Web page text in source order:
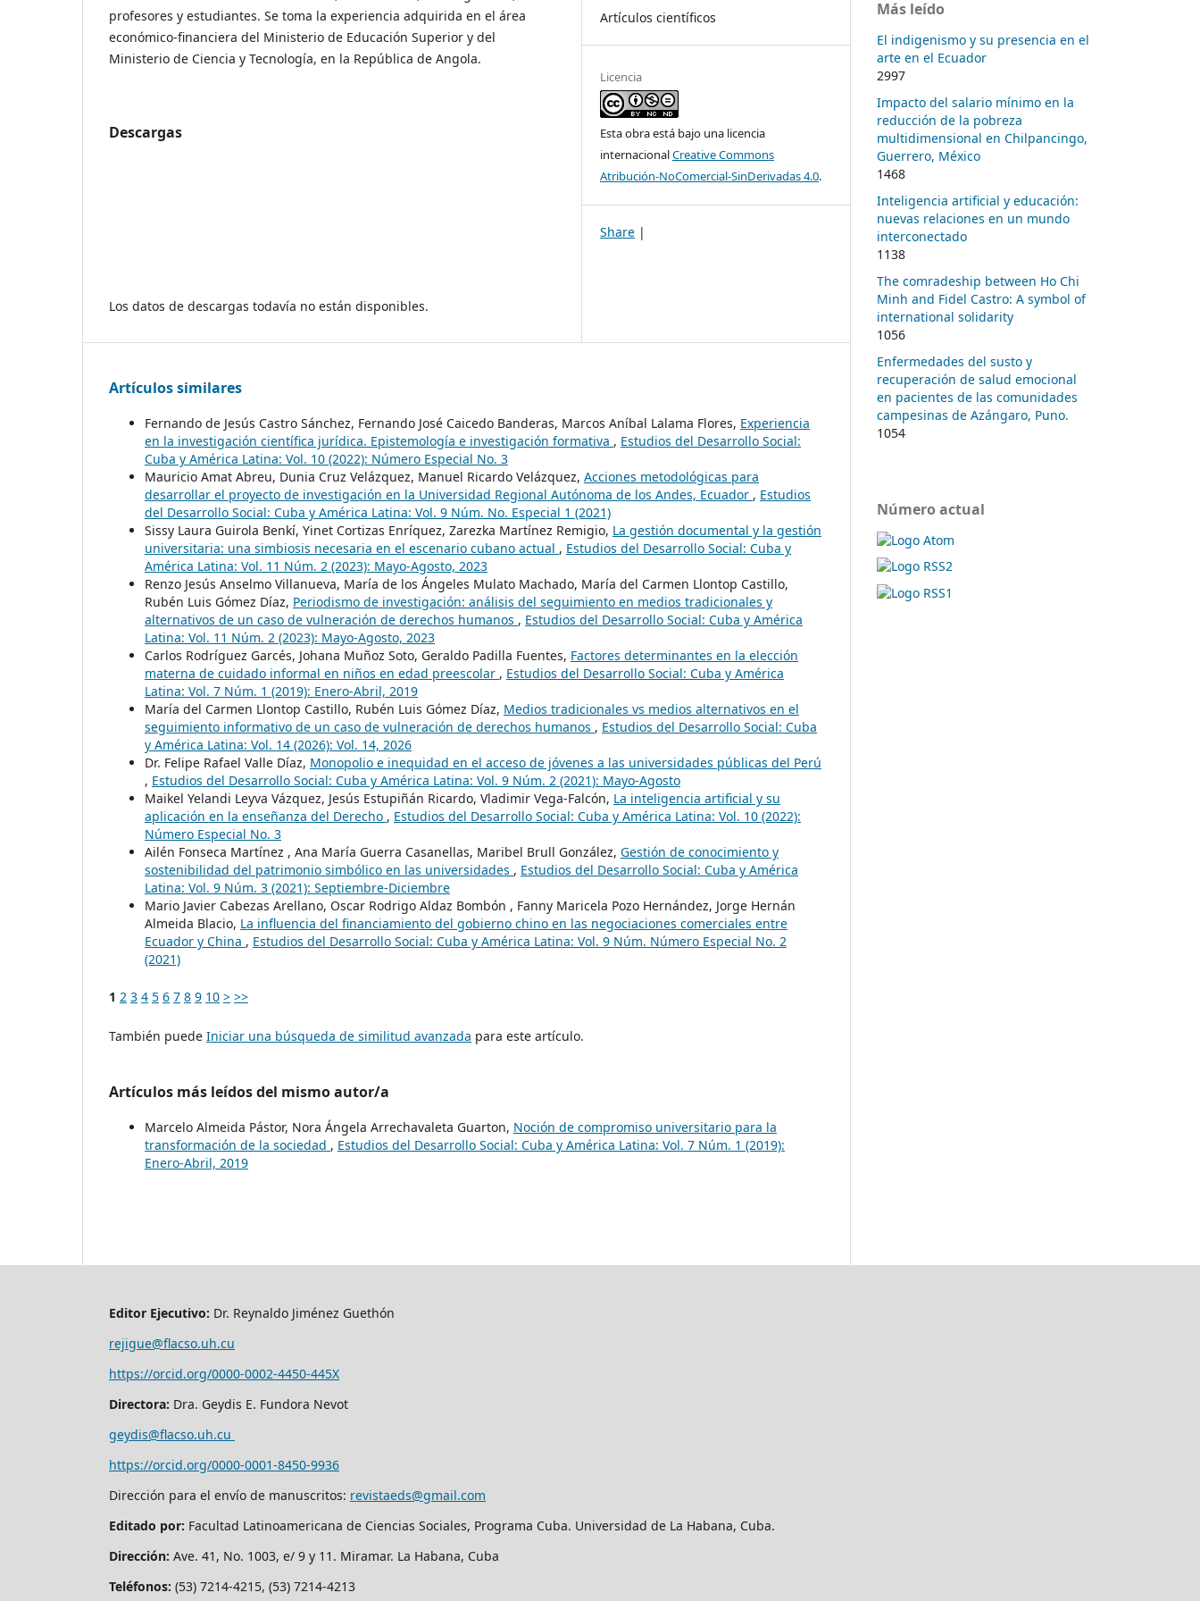
profesores y estudiantes. Se toma la experiencia adquirida en el área
económico-financiera del Ministerio de Educación Superior y del
Ministerio de Ciencia y Tecnología, en la República de Angola.
Descargas
Los datos de descargas todavía no están disponibles.
Artículos científicos
Licencia
Esta obra está bajo una licencia
internacionalCreative Commons
Atribución-NoComercial-SinDerivadas 4.0.
Share |
Artículos similares
Fernando de Jesús Castro Sánchez, Fernando José Caicedo Banderas, Marcos Aníbal Lalama Flores, Experiencia
en la investigación científica jurídica. Epistemología e investigación formativa , Estudios del Desarrollo Social:
Cuba y América Latina: Vol. 10 (2022): Número Especial No. 3
Mauricio Amat Abreu, Dunia Cruz Velázquez, Manuel Ricardo Velázquez, Acciones metodológicas para
desarrollar el proyecto de investigación en la Universidad Regional Autónoma de los Andes, Ecuador , Estudios
del Desarrollo Social: Cuba y América Latina: Vol. 9 Núm. No. Especial 1 (2021)
Sissy Laura Guirola Benkí, Yinet Cortizas Enríquez, Zarezka Martínez Remigio, La gestión documental y la gestión
universitaria: una simbiosis necesaria en el escenario cubano actual , Estudios del Desarrollo Social: Cuba y
América Latina: Vol. 11 Núm. 2 (2023): Mayo-Agosto, 2023
Renzo Jesús Anselmo Villanueva, María de los Ángeles Mulato Machado, María del Carmen Llontop Castillo,
Rubén Luis Gómez Díaz, Periodismo de investigación: análisis del seguimiento en medios tradicionales y
alternativos de un caso de vulneración de derechos humanos , Estudios del Desarrollo Social: Cuba y América
Latina: Vol. 11 Núm. 2 (2023): Mayo-Agosto, 2023
Carlos Rodríguez Garcés, Johana Muñoz Soto, Geraldo Padilla Fuentes, Factores determinantes en la elección
materna de cuidado informal en niños en edad preescolar , Estudios del Desarrollo Social: Cuba y América
Latina: Vol. 7 Núm. 1 (2019): Enero-Abril, 2019
María del Carmen Llontop Castillo, Rubén Luis Gómez Díaz, Medios tradicionales vs medios alternativos en el
seguimiento informativo de un caso de vulneración de derechos humanos , Estudios del Desarrollo Social: Cuba
y América Latina: Vol. 14 (2026): Vol. 14, 2026
Dr. Felipe Rafael Valle Díaz, Monopolio e inequidad en el acceso de jóvenes a las universidades públicas del Perú
, Estudios del Desarrollo Social: Cuba y América Latina: Vol. 9 Núm. 2 (2021): Mayo-Agosto
Maikel Yelandi Leyva Vázquez, Jesús Estupiñán Ricardo, Vladimir Vega-Falcón, La inteligencia artificial y su
aplicación en la enseñanza del Derecho , Estudios del Desarrollo Social: Cuba y América Latina: Vol. 10 (2022):
Número Especial No. 3
Ailén Fonseca Martínez , Ana María Guerra Casanellas, Maribel Brull González, Gestión de conocimiento y
sostenibilidad del patrimonio simbólico en las universidades , Estudios del Desarrollo Social: Cuba y América
Latina: Vol. 9 Núm. 3 (2021): Septiembre-Diciembre
Mario Javier Cabezas Arellano, Oscar Rodrigo Aldaz Bombón , Fanny Maricela Pozo Hernández, Jorge Hernán
Almeida Blacio, La influencia del financiamiento del gobierno chino en las negociaciones comerciales entre
Ecuador y China , Estudios del Desarrollo Social: Cuba y América Latina: Vol. 9 Núm. Número Especial No. 2
(2021)
1 2 3 4 5 6 7 8 9 10 > >>
También puede Iniciar una búsqueda de similitud avanzada para este artículo.
Artículos más leídos del mismo autor/a
Marcelo Almeida Pástor, Nora Ángela Arrechavaleta Guarton, Noción de compromiso universitario para la
transformación de la sociedad , Estudios del Desarrollo Social: Cuba y América Latina: Vol. 7 Núm. 1 (2019):
Enero-Abril, 2019
Más leído
El indigenismo y su presencia en el
arte en el Ecuador
2997
Impacto del salario mínimo en la
reducción de la pobreza
multidimensional en Chilpancingo,
Guerrero, México
1468
Inteligencia artificial y educación:
nuevas relaciones en un mundo
interconectado
1138
The comradeship between Ho Chi
Minh and Fidel Castro: A symbol of
international solidarity
1056
Enfermedades del susto y
recuperación de salud emocional
en pacientes de las comunidades
campesinas de Azángaro, Puno.
1054
Número actual
Editor Ejecutivo: Dr. Reynaldo Jiménez Guethón
rejigue@flacso.uh.cu
https://orcid.org/0000-0002-4450-445X
Directora: Dra. Geydis E. Fundora Nevot
geydis@flacso.uh.cu
https://orcid.org/0000-0001-8450-9936
Dirección para el envío de manuscritos: revistaeds@gmail.com
Editado por: Facultad Latinoamericana de Ciencias Sociales, Programa Cuba. Universidad de La Habana, Cuba.
Dirección: Ave. 41, No. 1003, e/ 9 y 11. Miramar. La Habana, Cuba
Teléfonos: (53) 7214-4215, (53) 7214-4213